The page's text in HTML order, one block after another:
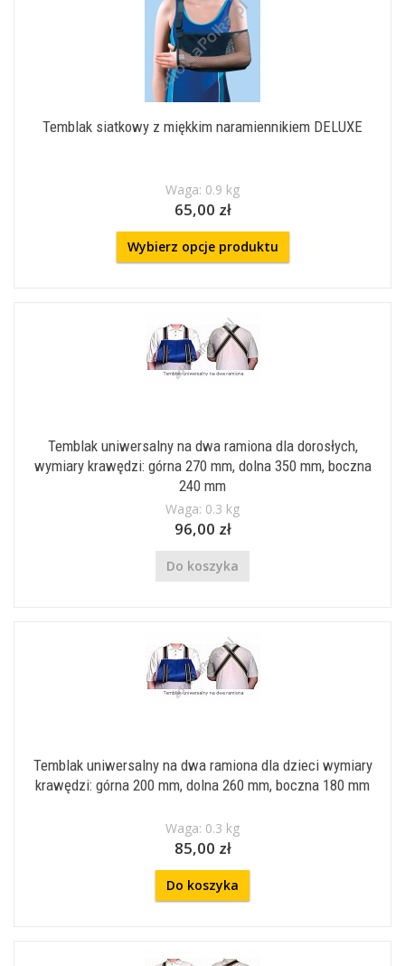
Temblak siatkowy z miękkim naramiennikiem DELUXE
Waga: 0.9 kg
65,00 zł
Wybierz opcje produktu
Temblak uniwersalny na dwa ramiona dla dorosłych,
wymiary krawędzi: górna 270 mm, dolna 350 mm, boczna
240 mm
Waga: 0.3 kg
96,00 zł
Do koszyka
Temblak uniwersalny na dwa ramiona dla dzieci wymiary
krawędzi: górna 200 mm, dolna 260 mm, boczna 180 mm
Waga: 0.3 kg
85,00 zł
Do koszyka